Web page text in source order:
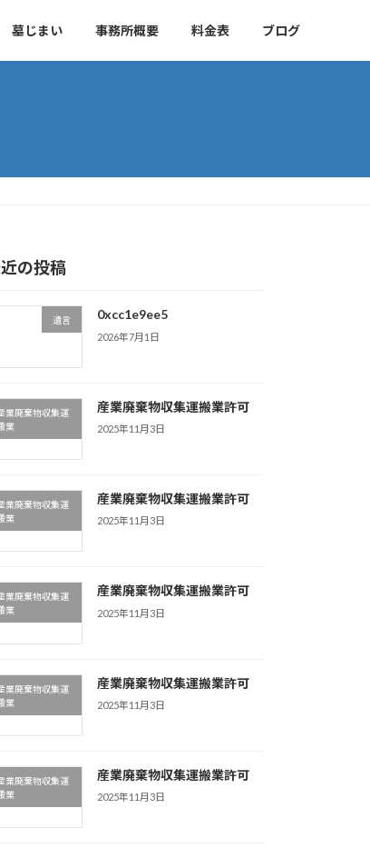
墓じまい 事務所概要 料金表 ブログ
の投稿
遺言 0xcc1e9ee5
2026年7月1日
業廃棄物収集運
業
産業廃棄物収集運搬業許可
2025年11月3日
業廃棄物収集運
業
産業廃棄物収集運搬業許可
2025年11月3日
業廃棄物収集運
業
産業廃棄物収集運搬業許可
2025年11月3日
業廃棄物収集運
業
産業廃棄物収集運搬業許可
2025年11月3日
業廃棄物収集運
業
産業廃棄物収集運搬業許可
2025年11月3日